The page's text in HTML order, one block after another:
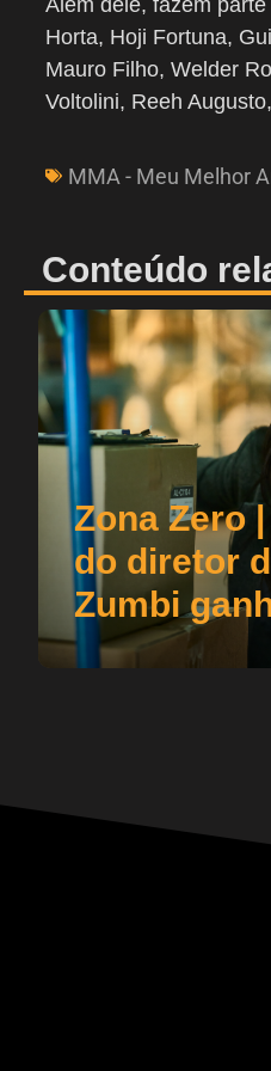
Horta, Hoji Fortuna,
Mauro Filho, Welder
Voltolini, Reeh
MMA - Meu Melhor
Conteúdo
Zona Zero
do diretor
Zumbi